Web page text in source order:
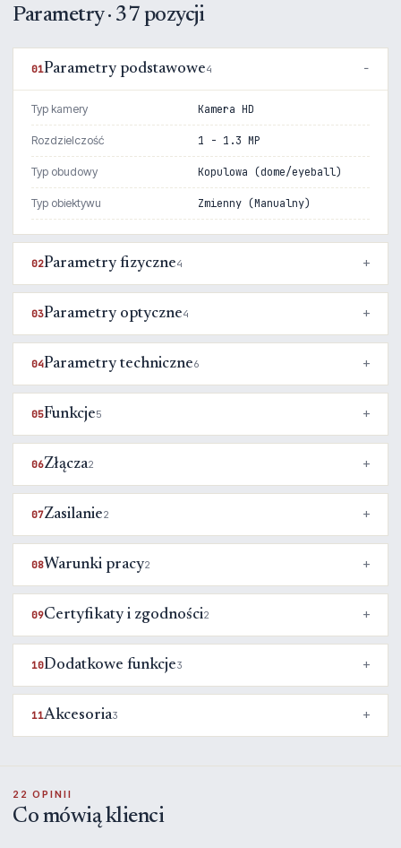
Parametry · 37 pozycji
01Parametry podstawowe4
Typ kamery Kamera HD
Rozdzielczość 1 - 1.3 MP
Typ obudowy Kopulowa (dome/eyeball)
Typ obiektywu Zmienny (Manualny)
02Parametry fizyczne4
03Parametry optyczne4
04Parametry techniczne6
05Funkcje5
06Złącza2
07Zasilanie2
08Warunki pracy2
09Certyfikaty i zgodności2
10Dodatkowe funkcje3
11Akcesoria3
22 OPINII
Co mówią klienci